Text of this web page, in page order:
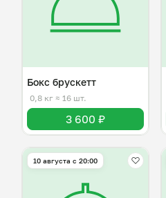
Бокс брускетт
0,8 кг ≈ 16 шт.
3 600 ₽
10 августа с 20:00